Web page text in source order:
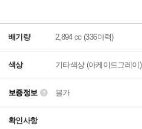
배기량 2,894 cc (336마력)
색상 기타색상 (아케이드그레이)
보증정보 불가
확인사항